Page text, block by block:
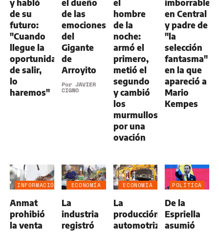
y habló
de su
futuro:
"Cuando
llegue la
oportunidad
de salir,
lo
haremos"
el dueño
de las
emociones
del
Gigante
de
Arroyito
Por JAVIER
CIGNO
el
hombre
de la
noche:
armó el
primero,
metió el
segundo
y cambió
los
murmullos
por una
ovación
imborrable
en Central
y padre de
"la
selección
fantasma"
en la que
apareció a
Mario
Kempes
INFORMACIÓN
Anmat
prohibió
la venta
ECONOMÍA
La
industria
registró
ECONOMÍA
La
producción
automotriz
POLÍTICA
De la
Espriella
asumió